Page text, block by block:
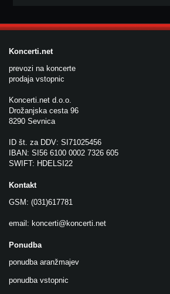
Koncerti.net
prevozi na koncerte
prodaja vstopnic
Koncerti.net d.o.o.
Drožanjska cesta 96
8290 Sevnica
ID št. za DDV: SI71025456
IBAN: SI56 6100 0002 7326 605
SWIFT: HDELSI22
Kontakt
GSM: (031)617781
email: koncerti@koncerti.net
Ponudba
ponudba aranžmajev
ponudba vstopnic